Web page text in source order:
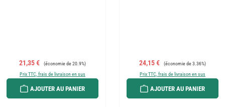
Prix de vente :
21,35 € Prix régulier :
(économie de 20.9%)
Prix TTC, frais de livraison en sus
AJOUTER AU PANIER
Prix de vente :
24,15 € Prix régulier :
(économie de 3.36%)
Prix TTC, frais de livraison en sus
AJOUTER AU PANIER